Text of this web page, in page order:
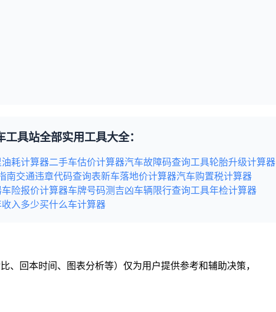
工具站全部实用工具大全：
油耗计算器二手车估价计算器汽车故障码查询工具轮胎升级计算器
南交通违章代码查询表新车落地价计算器汽车购置税计算器
车险报价计算器车牌号码测吉凶车辆限行查询工具年检计算器
收入多少买什么车计算器
、回本时间、图表分析等）仅为用户提供参考和辅助决策，